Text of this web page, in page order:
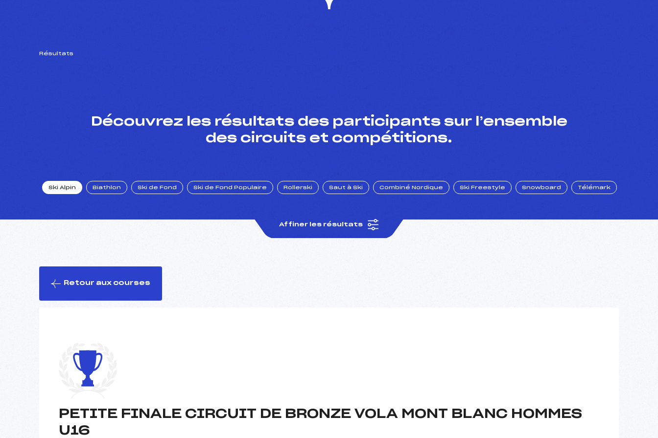
Résultats
Découvrez les résultats des participants sur l’ensemble
des circuits et compétitions.
Ski Alpin Biathlon Ski de Fond Ski de Fond Populaire Rollerski Saut à Ski Combiné Nordique Ski Freestyle Snowboard Télémark
Affiner les résultats
Retour aux courses
PETITE FINALE CIRCUIT DE BRONZE VOLA MONT BLANC HOMMES
U16